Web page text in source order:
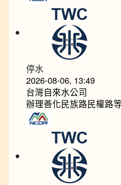
停水
2026-08-06, 13:49
台灣自來水公司
辦理善化民族路民權路